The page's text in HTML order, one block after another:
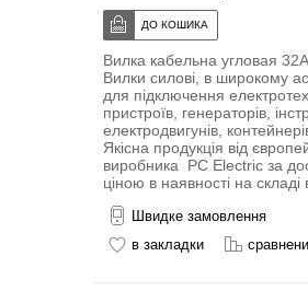
Вилка кабельна угловая
Вилки силові, в широкому
для підключення
пристроїв, генераторів,
електродвигунів, контейнерів
Якісна продукція від
виробника PC Electric за
ціною в наявності на складі
Швидке замовлення
в закладки